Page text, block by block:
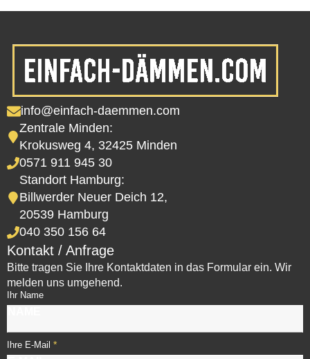
info@einfach-daemmen.com
Zentrale Minden:
Krokusweg 4, 32425 Minden
0571 911 945 30
Standort Hamburg:
Billwerder Neuer Deich 12,
20539 Hamburg
040 350 156 64
Kontakt / Anfrage
Bitte tragen Sie Ihre Kontaktdaten in das Formular ein. Wir
melden uns umgehend.
Ihr Name
Ihre E-Mail *